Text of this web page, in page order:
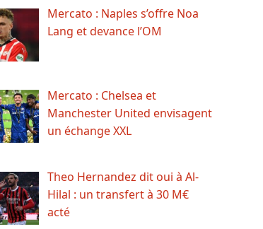
Mercato : Naples s’offre Noa
Lang et devance l’OM
Mercato : Chelsea et
Manchester United envisagent
un échange XXL
Theo Hernandez dit oui à Al-
Hilal : un transfert à 30 M€
acté